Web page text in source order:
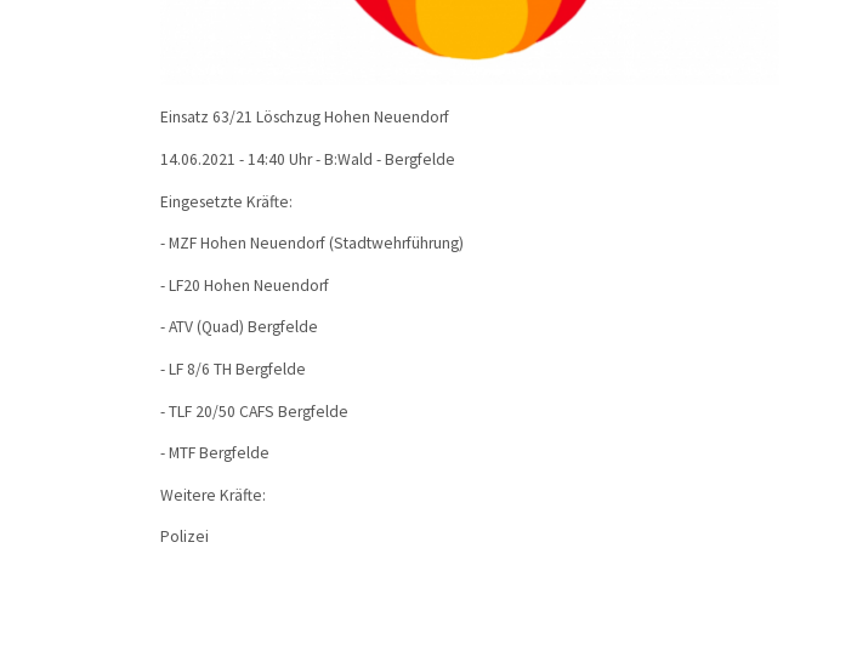
Einsatz 63/21 Löschzug Hohen Neuendorf
14.06.2021 - 14:40 Uhr - B:Wald - Bergfelde
Eingesetzte Kräfte:
- MZF Hohen Neuendorf (Stadtwehrführung)
- LF20 Hohen Neuendorf
- ATV (Quad) Bergfelde
- LF 8/6 TH Bergfelde
- TLF 20/50 CAFS Bergfelde
- MTF Bergfelde
Weitere Kräfte:
Polizei